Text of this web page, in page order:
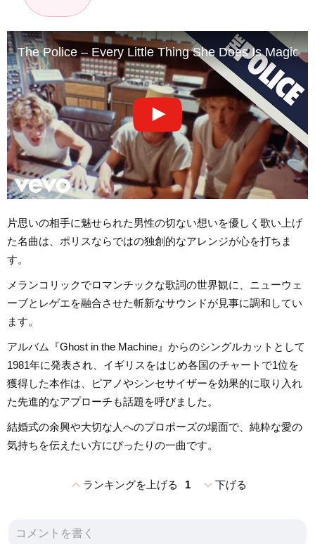
The Police – Every Little Thing She Does Is Magic
片思いの相手に魅せられた男性の切ない想いを優しく歌い上げ
た名曲は、ポリスならではの独創的なアレンジが心を打ちま
す。
メランコリックでロマンチックな歌詞の世界観に、ニューウェ
ーブとレゲエを融合させた斬新なサウンドが見事に調和してい
ます。
アルバム『Ghost in the Machine』からのシングルカットとして
1981年に発表され、イギリスをはじめ各国のチャートで1位を
獲得した本作は、ピアノやシンセサイザーを効果的に取り入れ
た先進的なアプローチも話題を呼びました。
結婚式の余興や大切な人へのプロポーズの場面で、純粋な愛の
気持ちを伝えたい方にぴったりの一曲です。
expand_lessランキングを上げる 1 expand_more下げる